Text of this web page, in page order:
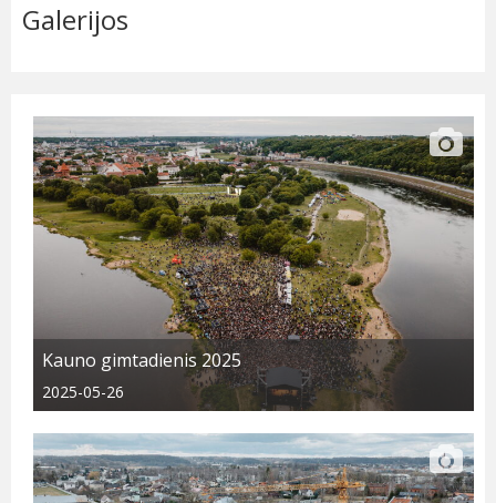
Galerijos
Kauno gimtadienis 2025
2025-05-26